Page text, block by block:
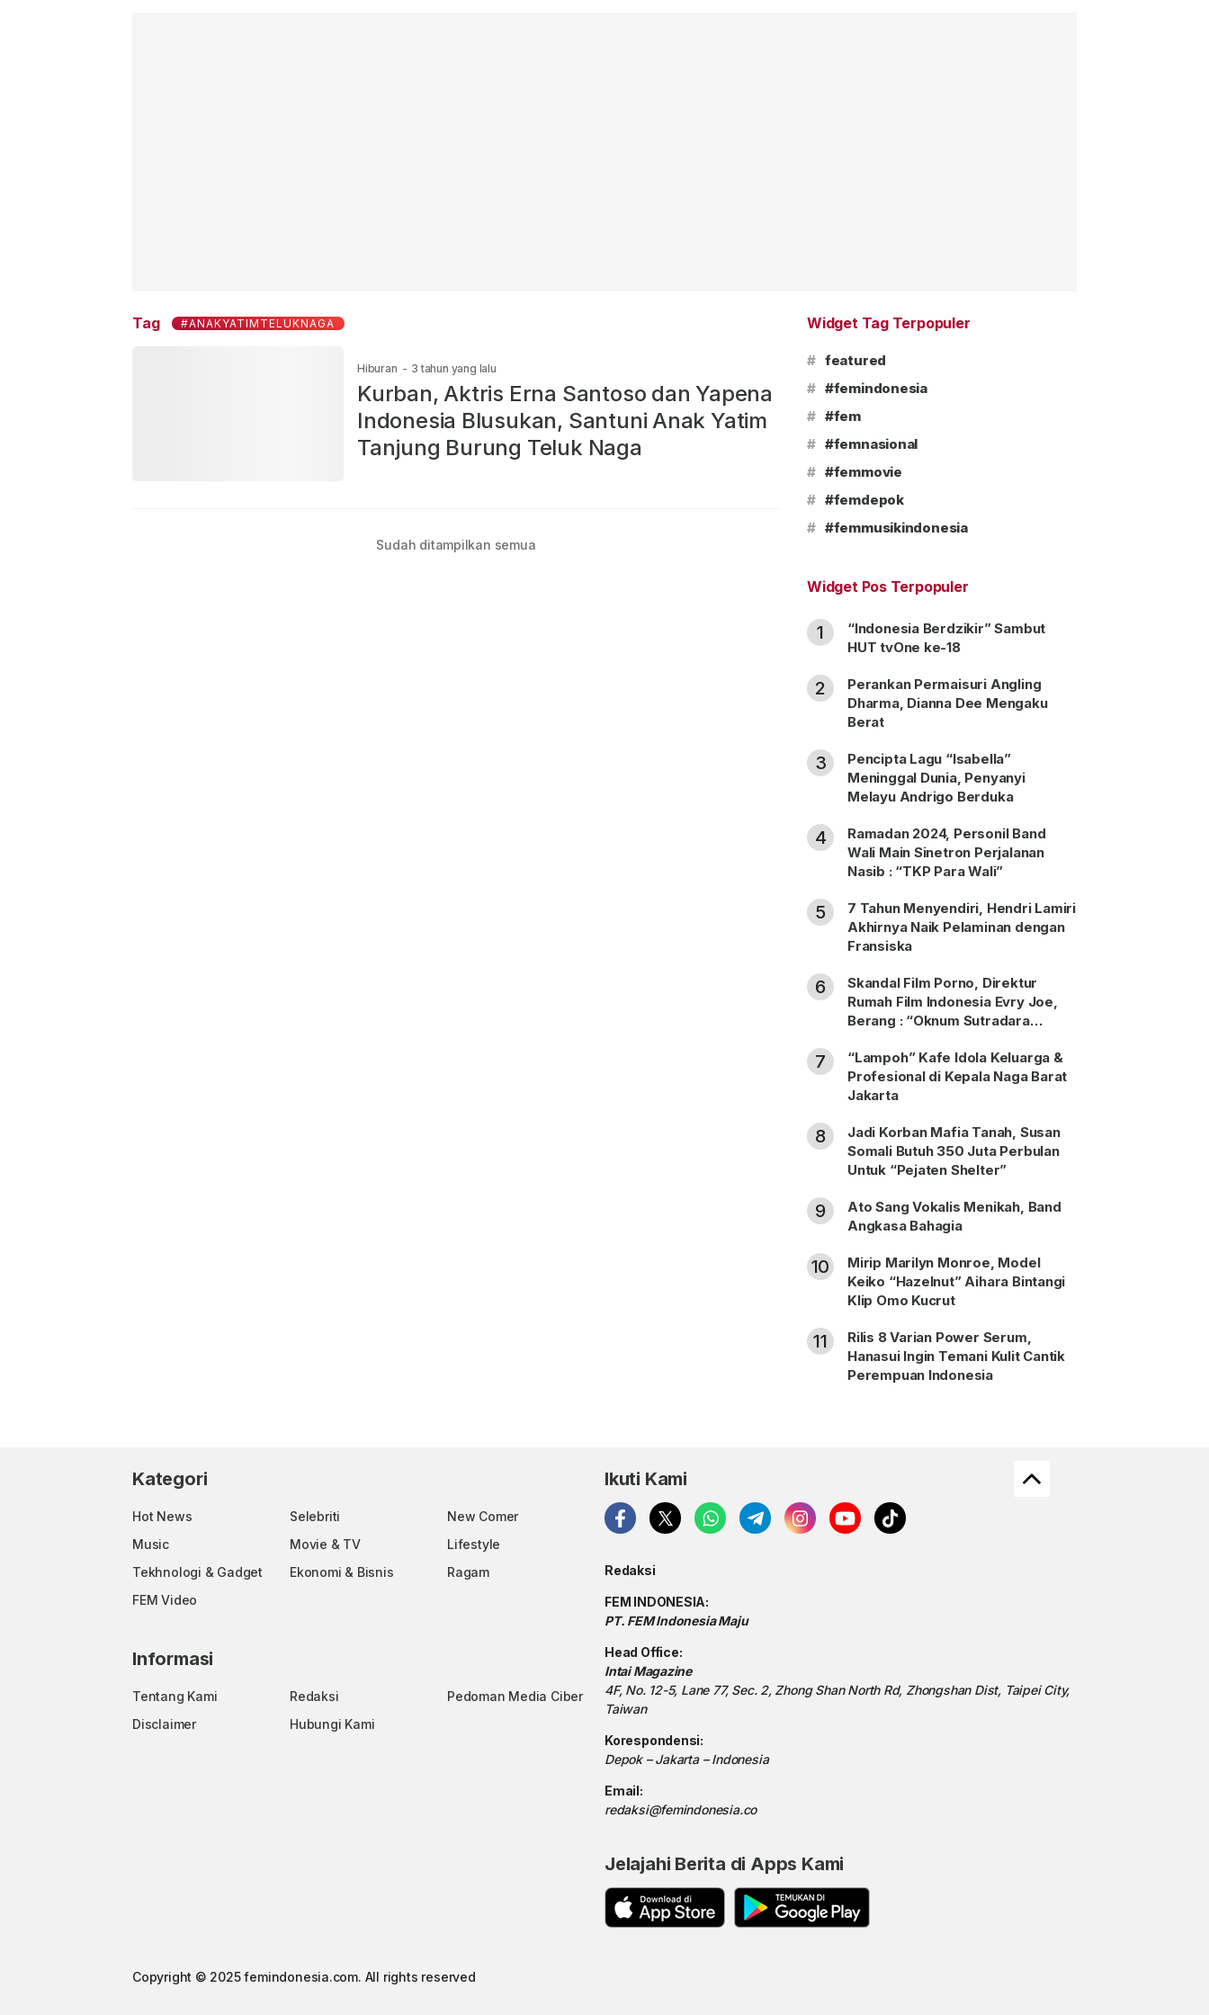
Tag #ANAKYATIMTELUKNAGA
Hiburan - 3 tahun yang lalu
Kurban, Aktris Erna Santoso dan Yapena
Indonesia Blusukan, Santuni Anak Yatim
Tanjung Burung Teluk Naga
Sudah ditampilkan semua
Widget Tag Terpopuler
# featured
# #femindonesia
# #fem
# #femnasional
# #femmovie
# #femdepok
# #femmusikindonesia
Widget Pos Terpopuler
1
“Indonesia Berdzikir” Sambut
HUT tvOne ke-18
2
Perankan Permaisuri Angling
Dharma, Dianna Dee Mengaku
Berat
3
Pencipta Lagu “Isabella”
Meninggal Dunia, Penyanyi
Melayu Andrigo Berduka
4
Ramadan 2024, Personil Band
Wali Main Sinetron Perjalanan
Nasib : “TKP Para Wali”
5
7 Tahun Menyendiri, Hendri Lamiri
Akhirnya Naik Pelaminan dengan
Fransiska
6
Skandal Film Porno, Direktur
Rumah Film Indonesia Evry Joe,
Berang : “Oknum Sutradara
7
“Lampoh” Kafe Idola Keluarga &
Profesional di Kepala Naga Barat
Jakarta
8
Jadi Korban Mafia Tanah, Susan
Somali Butuh 350 Juta Perbulan
Untuk “Pejaten Shelter”
9
Ato Sang Vokalis Menikah, Band
Angkasa Bahagia
10
Mirip Marilyn Monroe, Model
Keiko “Hazelnut” Aihara Bintangi
Klip Omo Kucrut
11
Rilis 8 Varian Power Serum,
Hanasui Ingin Temani Kulit Cantik
Perempuan Indonesia
Kategori
Hot News Selebriti
New Comer
Music
Movie & TV
Lifestyle
Tekhnologi & Gadget
Ekonomi & Bisnis
Ragam
FEM Video
Informasi
Tentang Kami Redaksi
Pedoman Media Ciber
Disclaimer
Hubungi Kami
Ikuti Kami
Redaksi
FEM INDONESIA:
PT. FEM Indonesia Maju
Head Office:
Intai Magazine
4F, No. 12-5, Lane 77, Sec. 2, Zhong Shan North Rd, Zhongshan Dist, Taipei City,
Taiwan
Korespondensi:
Depok – Jakarta – Indonesia
Email:
redaksi@femindonesia.co
Jelajahi Berita di Apps Kami
Copyright © 2025 femindonesia.com. All rights reserved